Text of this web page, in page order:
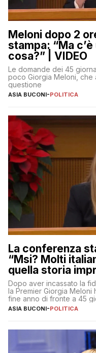
Meloni dopo 2
stampa: “Ma
cosa?” | VIDEO
Le domande dei 45
poco Giorgia Meloni, che
questione
ASIA BUCONI-POLITICA
La conferenza
“Msi? Molti
quella storia
al 25 aprile”
Dopo aver incassato la
la Premier Giorgia
fine anno di fronte a 45
ASIA BUCONI-POLITICA